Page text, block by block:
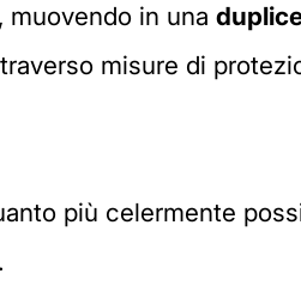
in una
misure di
più celermente